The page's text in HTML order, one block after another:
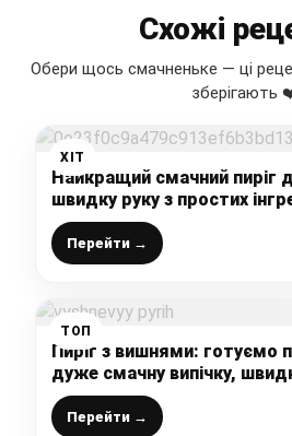
Схожі
Обери щось смачненьке — ці
зберігають
ХІТ
Найкращий смачний пиріг
швидку руку з простих
Перейти →
ТОП
Пиріг з вишнями: готуємо
дуже смачну випічку,
улюбленого вишневого
Перейти →